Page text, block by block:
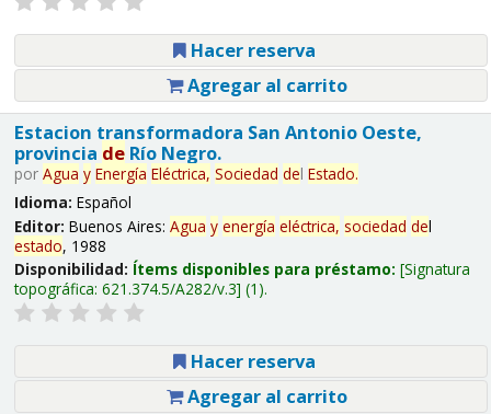
Hacer reserva
Agregar al carrito
Estacion transformadora San Antonio Oeste,
provincia deRío Negro.
por Agua y Energía Eléctrica, Sociedad del Estado.
Idioma: Español
Editor: Buenos Aires: Agua y energía eléctrica, sociedad del
estado, 1988
Disponibilidad: Ítems disponibles para préstamo: Signatura
topográfica: 621.374.5/A282/v.3 (1).
Hacer reserva
Agregar al carrito